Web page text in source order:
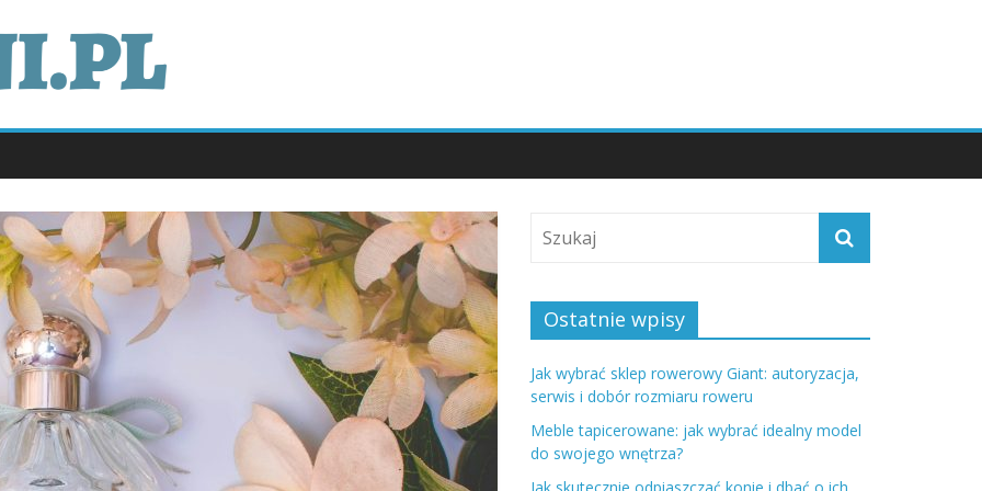
Ostatnie wpisy
Jak wybrać sklep rowerowy Giant: autoryzacja,
serwis i dobór rozmiaru roweru
Meble tapicerowane: jak wybrać idealny model
do swojego wnętrza?